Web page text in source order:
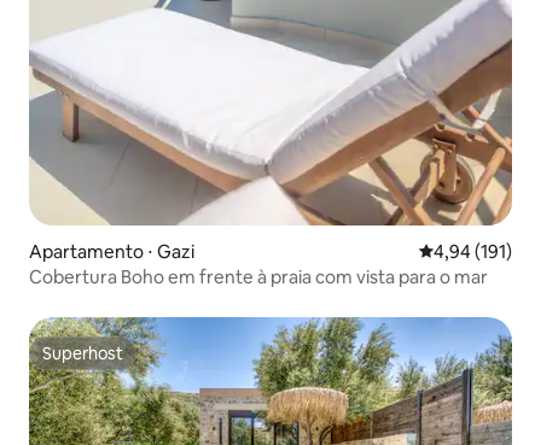
Apartamento ⋅ Gazi 4,94 de uma
4,94 (191)
Cobertura Boho em frente à praia com vista para o mar
Superhost
Superhost